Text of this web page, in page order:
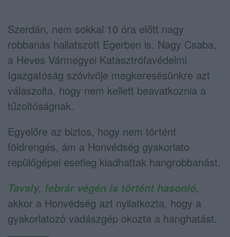
Szerdán, nem sokkal 10 óra előtt nagy
robbanás hallatszott Egerben is. Nagy Csaba,
a Heves Vármegyei Katasztrófavédelmi
Igazgatóság szóvivője megkeresésünkre azt
válaszolta, hogy nem kellett beavatkoznia a
tűzoltóságnak.
Egyelőre az biztos, hogy nem történt
földrengés, ám a Honvédség gyakorlato
repülőgépei esetleg kiadhattak hangrobbanást.
Tavaly, febrár végén is történt hasonló,
akkor a Honvédség azt nyilatkozta, hogy a
gyakorlatozó vadászgép okozta a hanghatást.